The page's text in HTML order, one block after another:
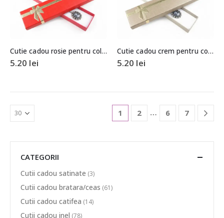
Cutie cadou rosie pentru colier/bratara
5.20 lei
Cutie cadou crem pentru colier/bratara
5.20 lei
1 2 … 6 7
CATEGORII
Cutii cadou satinate (3)
Cutii cadou bratara/ceas (61)
Cutii cadou catifea (14)
Cutii cadou inel (78)